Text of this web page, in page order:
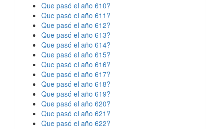
Que pasó el año 610?
Que pasó el año 611?
Que pasó el año 612?
Que pasó el año 613?
Que pasó el año 614?
Que pasó el año 615?
Que pasó el año 616?
Que pasó el año 617?
Que pasó el año 618?
Que pasó el año 619?
Que pasó el año 620?
Que pasó el año 621?
Que pasó el año 622?